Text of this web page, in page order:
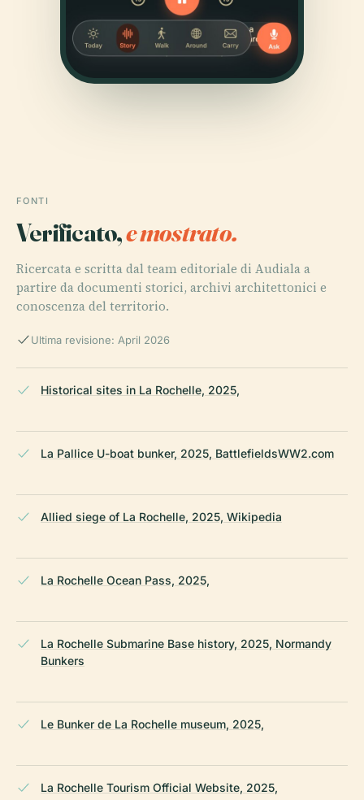
FONTI
Verificato,e mostrato.
Ricercata e scritta dal team editoriale di Audiala a
partire da documenti storici, archivi architettonici e
conoscenza del territorio.
Ultima revisione: April 2026
Historical sites in La Rochelle, 2025,
La Pallice U-boat bunker, 2025, BattlefieldsWW2.com
Allied siege of La Rochelle, 2025, Wikipedia
La Rochelle Ocean Pass, 2025,
La Rochelle Submarine Base history, 2025, Normandy
Bunkers
Le Bunker de La Rochelle museum, 2025,
La Rochelle Tourism Official Website, 2025,